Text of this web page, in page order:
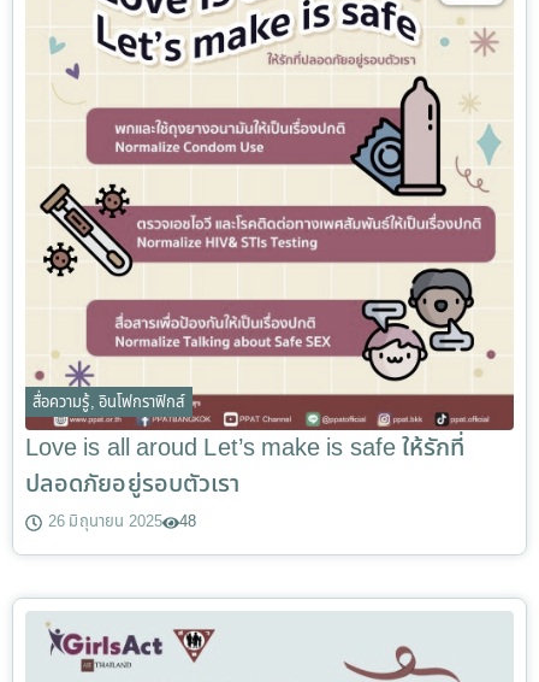
สื่อความรู้, อินโฟกราฟิกส์
Love is all aroud Let’s make is safe ให้รักที่
ปลอดภัยอยู่รอบตัวเรา
26 มิถุนายน 2025 48